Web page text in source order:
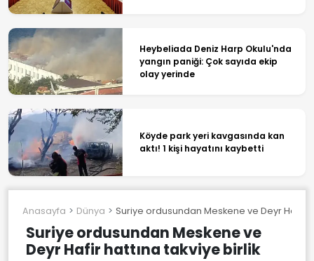
Heybeliada Deniz Harp Okulu'nda
yangın paniği: Çok sayıda ekip
olay yerinde
Köyde park yeri kavgasında kan
aktı! 1 kişi hayatını kaybetti
Anasayfa Dünya Suriye ordusundan Meskene ve Deyr Hafir
Suriye ordusundan Meskene ve
Deyr Hafir hattına takviye birlik